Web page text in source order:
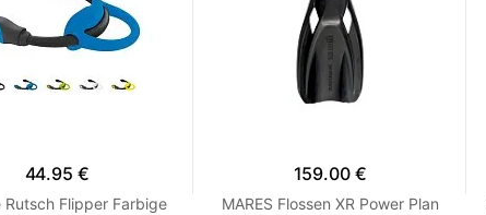
44.95 €
Rutsch Flipper Farbige
159.00 €
MARES Flossen XR Power Plan